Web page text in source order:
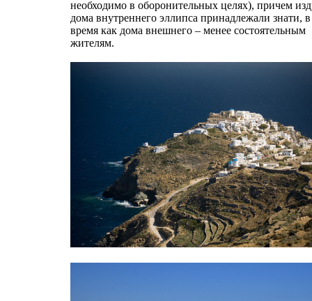
необходимо в оборонительных целях), причем
дома внутреннего эллипса принадлежали знати, в
время как дома внешнего – менее состоятельным
жителям.